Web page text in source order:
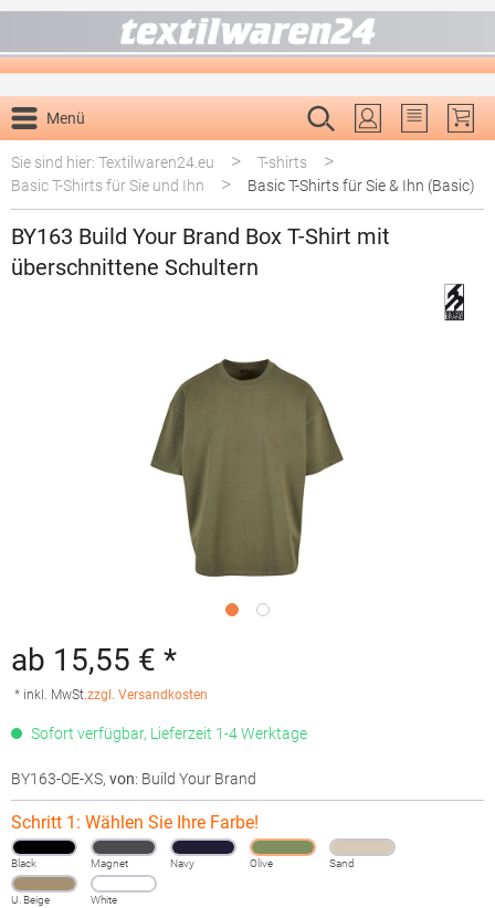
Menü
Du hast 0
Sie sind hier: Textilwaren24.eu
> T-shirts >
Basic T-Shirts für Sie und Ihn > Basic T-Shirts für Sie & Ihn (Basic)
BY163 Build Your Brand Box T-Shirt mit
überschnittene Schultern
ab 15,55 € *
* inkl. MwSt.zzgl. Versandkosten
Sofort verfügbar, Lieferzeit 1-4 Werktage
BY163-OE-XS, von: Build Your Brand
Schritt 1: Wählen Sie Ihre Farbe!
Black Magnet Navy Olive Sand
U. Beige White